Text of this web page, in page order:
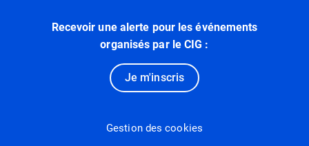
Recevoir une alerte pour les événements
organisés par le CIG :
Je m'inscris
Gestion des cookies